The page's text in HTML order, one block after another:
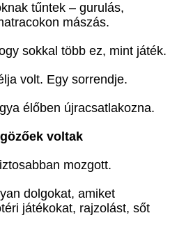
tűntek – gurulás,
mászás.
sokkal több ez, mint játék.
volt. Egy sorrendje.
élőben újracsatlakozna.
voltak
mozgott.
dolgokat, amiket
játékokat, rajzolást, sőt